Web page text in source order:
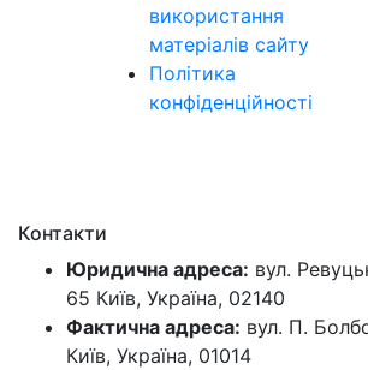
використання
матеріалів сайту
Політика
конфіденційності
Контакти
Юридична адреса: вул.
65 Київ, Україна, 02140
Фактична адреса: вул. П.
Київ, Україна, 01014